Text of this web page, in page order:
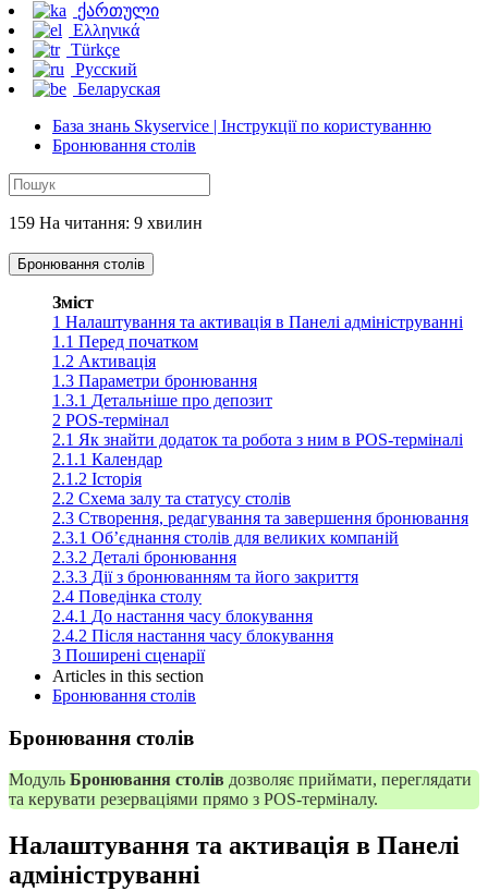
ქართული
Ελληνικά
Türkçe
Русский
Беларуская
База знань Skyservice | Інструкції по користуванню
Бронювання столів
159 На читання: 9 хвилин
Бронювання столів
Зміст
1 Налаштування та активація в Панелі адмініструванні
1.1 Перед початком
1.2 Активація
1.3 Параметри бронювання
1.3.1 Детальніше про депозит
2 POS-термінал
2.1 Як знайти додаток та робота з ним в POS-терміналі
2.1.1 Календар
2.1.2 Історія
2.2 Схема залу та статусу столів
2.3 Створення, редагування та завершення бронювання
2.3.1 Об’єднання столів для великих компаній
2.3.2 Деталі бронювання
2.3.3 Дії з бронюванням та його закриття
2.4 Поведінка столу
2.4.1 До настання часу блокування
2.4.2 Після настання часу блокування
3 Поширені сценарії
Articles in this section
Бронювання столів
Бронювання столів
Модуль Бронювання столів дозволяє приймати, переглядати
та керувати резерваціями прямо з POS-терміналу.
Налаштування та активація в Панелі
адмініструванні